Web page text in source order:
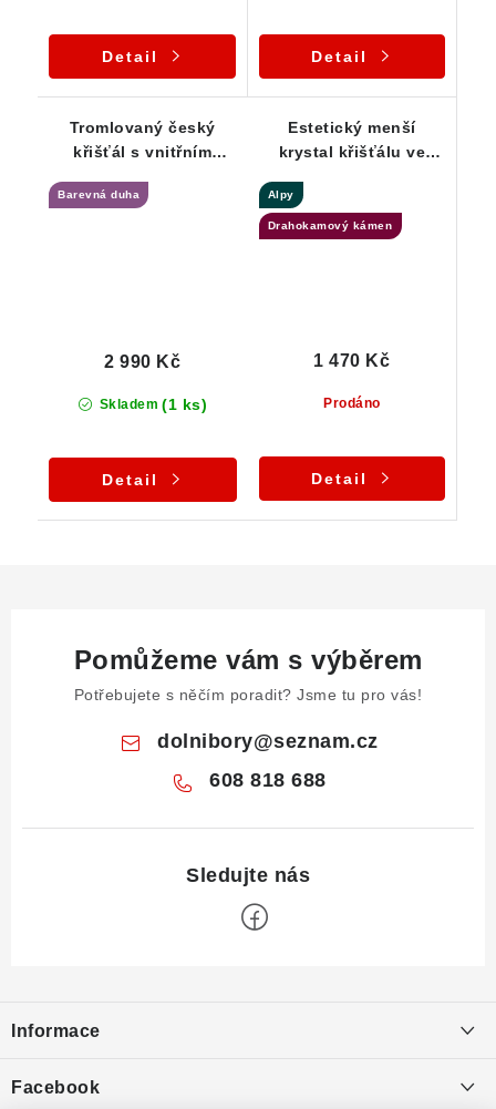
Detail Detail
Tromlovaný český
křišťál s vnitřním
přívěsek
Barevná duha
Skladem (1 ks)
2 990 Kč
Detail
Estetický menší
krystal křišťálu ve
Alpy
Drahokamový kámen
Prodáno
1 470 Kč
Detail
Pomůžeme vám s výběrem
Potřebujete s něčím poradit? Jsme tu pro vás!
dolnibory@seznam.cz
608 818 688
p
a
Informace
Facebook